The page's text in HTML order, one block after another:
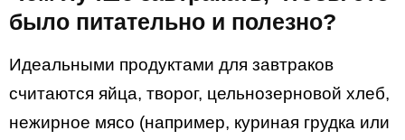
было питательно и полезно?
Идеальными продуктами для завтраков
считаются яйца, творог, цельнозерновой хлеб,
нежирное мясо (например, куриная грудка или